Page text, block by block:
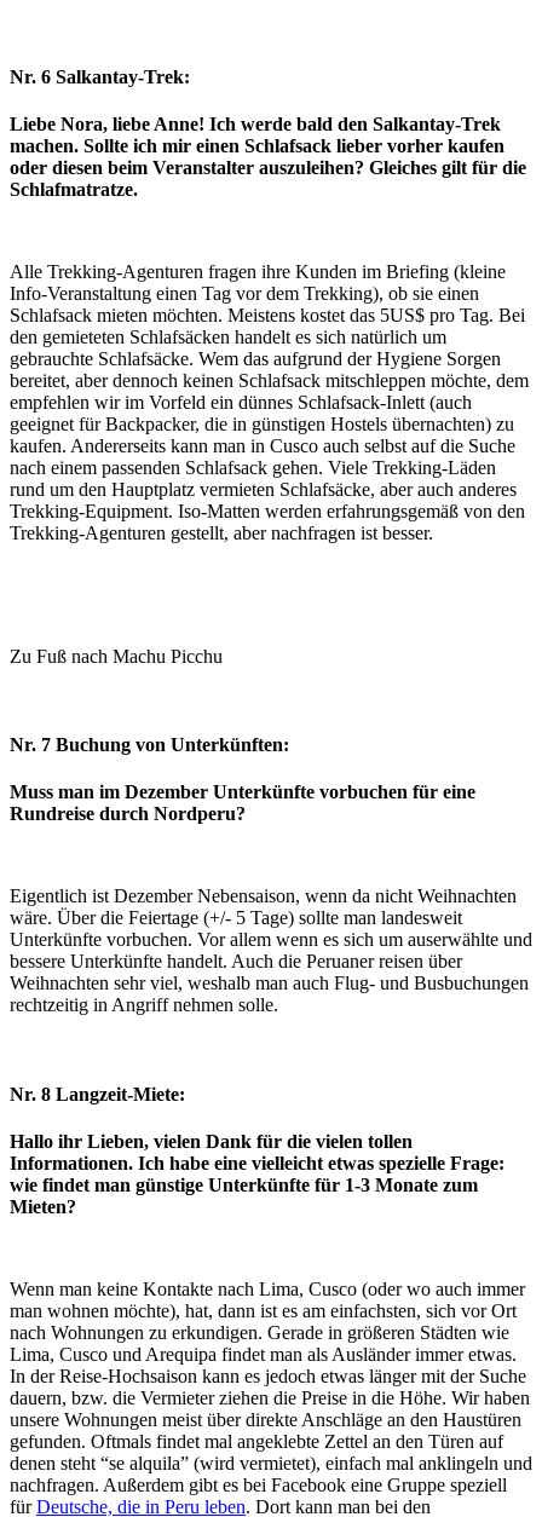
Nr. 6 Salkantay-Trek:
Liebe Nora, liebe Anne! Ich werde bald den Salkantay-Trek
machen. Sollte ich mir einen Schlafsack lieber vorher kaufen
oder diesen beim Veranstalter auszuleihen? Gleiches gilt für die
Schlafmatratze.
Alle Trekking-Agenturen fragen ihre Kunden im Briefing (kleine
Info-Veranstaltung einen Tag vor dem Trekking), ob sie einen
Schlafsack mieten möchten. Meistens kostet das 5US$ pro Tag. Bei
den gemieteten Schlafsäcken handelt es sich natürlich um
gebrauchte Schlafsäcke. Wem das aufgrund der Hygiene Sorgen
bereitet, aber dennoch keinen Schlafsack mitschleppen möchte, dem
empfehlen wir im Vorfeld ein dünnes Schlafsack-Inlett (auch
geeignet für Backpacker, die in günstigen Hostels übernachten) zu
kaufen. Andererseits kann man in Cusco auch selbst auf die Suche
nach einem passenden Schlafsack gehen. Viele Trekking-Läden
rund um den Hauptplatz vermieten Schlafsäcke, aber auch anderes
Trekking-Equipment. Iso-Matten werden erfahrungsgemäß von den
Trekking-Agenturen gestellt, aber nachfragen ist besser.
Zu Fuß nach Machu Picchu
Nr. 7 Buchung von Unterkünften:
Muss man im Dezember Unterkünfte vorbuchen für eine
Rundreise durch Nordperu?
Eigentlich ist Dezember Nebensaison, wenn da nicht Weihnachten
wäre. Über die Feiertage (+/- 5 Tage) sollte man landesweit
Unterkünfte vorbuchen. Vor allem wenn es sich um auserwählte und
bessere Unterkünfte handelt. Auch die Peruaner reisen über
Weihnachten sehr viel, weshalb man auch Flug- und Busbuchungen
rechtzeitig in Angriff nehmen solle.
Nr. 8 Langzeit-Miete:
Hallo ihr Lieben, vielen Dank für die vielen tollen
Informationen. Ich habe eine vielleicht etwas spezielle Frage:
wie findet man günstige Unterkünfte für 1-3 Monate zum
Mieten?
Wenn man keine Kontakte nach Lima, Cusco (oder wo auch immer
man wohnen möchte), hat, dann ist es am einfachsten, sich vor Ort
nach Wohnungen zu erkundigen. Gerade in größeren Städten wie
Lima, Cusco und Arequipa findet man als Ausländer immer etwas.
In der Reise-Hochsaison kann es jedoch etwas länger mit der Suche
dauern, bzw. die Vermieter ziehen die Preise in die Höhe. Wir haben
unsere Wohnungen meist über direkte Anschläge an den Haustüren
gefunden. Oftmals findet mal angeklebte Zettel an den Türen auf
denen steht “se alquila” (wird vermietet), einfach mal anklingeln und
nachfragen. Außerdem gibt es bei Facebook eine Gruppe speziell
fürDeutsche, die in Peru leben. Dort kann man bei den